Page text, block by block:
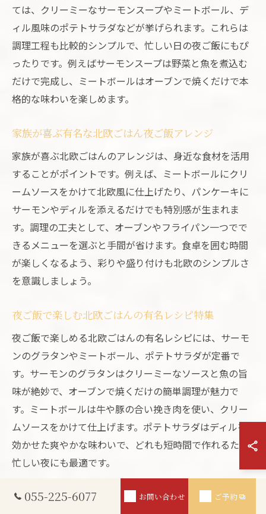
ては、クリーミーなサーモンスープやミートボール、デ
ィル風味のポテトサラダなどが挙げられます。これらは
調理工程も比較的シンプルで、忙しい日の夜ご飯にもぴ
ったりです。例えばサーモンスープは野菜と魚を煮込む
だけで完成し、ミートボールはオーブンで焼くだけで本
格的な味わいを楽しめます。
家族が喜ぶ有名な北欧ごはん夜ご飯アレンジ
家族が喜ぶ北欧ごはんのアレンジは、身近な食材を活用
することがポイントです。例えば、ミートボールにクリ
ームソースをかけて北欧風に仕上げたり、パンケーキに
サーモンやディルを添えるだけでも特別感が生まれま
す。調理の工夫として、オーブンやフライパン一つでで
きるメニューを選ぶと手間が省けます。食卓を囲む時間
が楽しくなるよう、彩りや盛り付けも北欧のシンプルさ
を意識しましょう。
夜ご飯で楽しむ北欧ごはんの有名レシピ特集
夜ご飯で楽しめる北欧ごはんの有名レシピには、サーモ
ンのグラタンやミートボール、ポテトサラダが定番で
す。サーモンのグラタンはクリーミーなソースと魚の旨
味が絶妙で、オーブンで焼くだけの簡単調理が魅力で
す。ミートボールは牛や豚の合い挽き肉を使い、クリー
ムソースをかけて仕上げます。ポテトサラダはディルを
効かせた爽やかな味わいで、どれも短時間で作れるため
忙しい夜にも最適です。
有名北欧料理が夜ご飯を格上げする理由
055-225-6077 お問い合わせ ご予約